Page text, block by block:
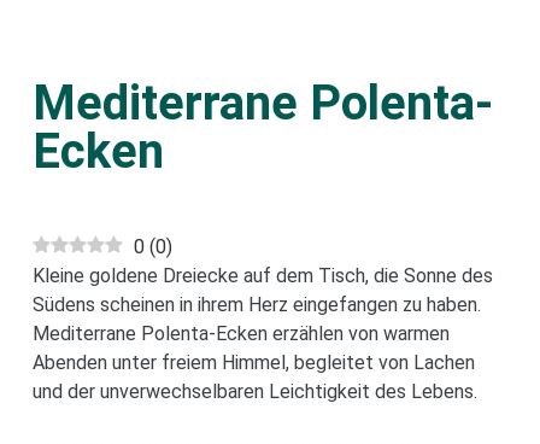
Mediterrane Polenta-
Ecken
0 (0)
Kleine goldene Dreiecke auf dem Tisch, die Sonne des
Südens scheinen in ihrem Herz eingefangen zu haben.
Mediterrane Polenta-Ecken erzählen von warmen
Abenden unter freiem Himmel, begleitet von Lachen
und der unverwechselbaren Leichtigkeit des Lebens.